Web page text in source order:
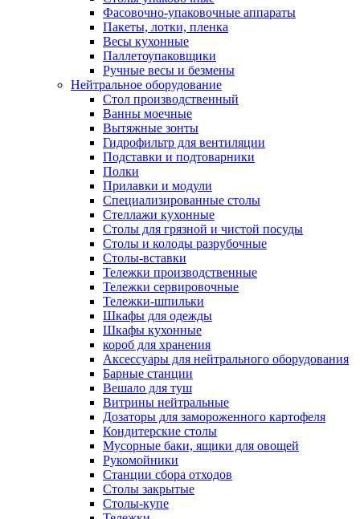
Фасовочно-упаковочные аппараты
Пакеты, лотки, пленка
Весы кухонные
Паллетоупаковщики
Ручные весы и безмены
Нейтральное оборудование
Cтол производственный
Ванны моечные
Вытяжные зонты
Гидрофильтр для вентиляции
Подставки и подтоварники
Полки
Прилавки и модули
Специализированные столы
Стеллажи кухонные
Столы для грязной и чистой посуды
Столы и колоды разрубочные
Столы-вставки
Тележки производственные
Тележки сервировочные
Тележки-шпильки
Шкафы для одежды
Шкафы кухонные
короб для хранения
Аксессуары для нейтрального оборудования
Барные станции
Вешало для туш
Витрины нейтральные
Дозаторы для замороженного картофеля
Кондитерские столы
Мусорные баки, ящики для овощей
Рукомойники
Станции сбора отходов
Столы закрытые
Столы-купе